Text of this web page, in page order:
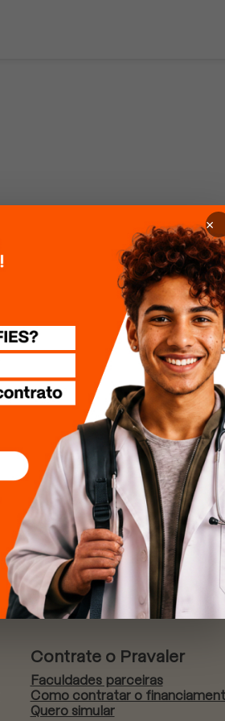
Contrate o Pravaler
Faculdades parceiras
Como contratar o
Quero simular
×